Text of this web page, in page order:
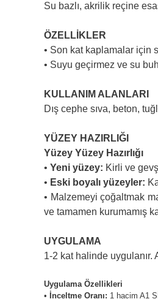
Su bazlı, akrilik reçine
ÖZELLİKLER
• Son kat kaplamalar için
• Suyu geçirmez ve su
KULLANIM ALANLARI
Dış cephe sıva, beton,
YÜZEY HAZIRLIĞI
Yüzey Yüzey Hazırlığı
• Yeni yüzey: Kirli ve
• Eski boyalı yüzeyler:
• Malzemeyi çoğaltmak
ve tamamen kurumamış
UYGULAMA
1-2 kat halinde
Uygulama Özellikleri
• İnceltme Oranı: 1 hacim A1